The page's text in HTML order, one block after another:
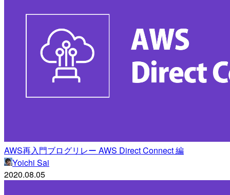
AWS再入門ブログリレー AWS Direct Connect 編
Yoichi Sai
2020.08.05